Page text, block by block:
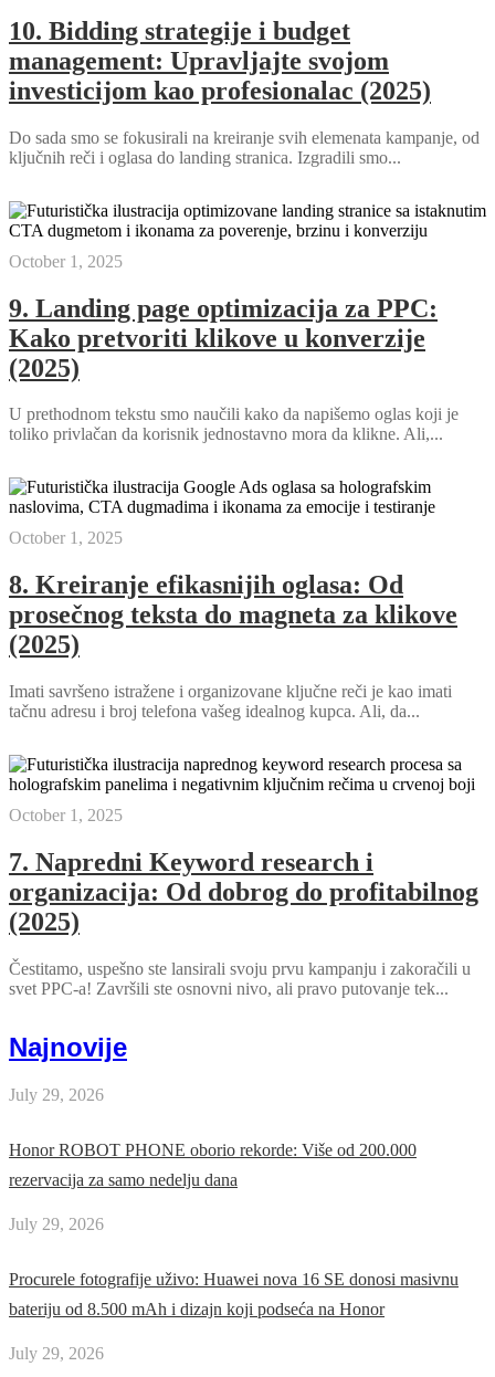
10. Bidding strategije i budget
management: Upravljajte svojom
investicijom kao profesionalac (2025)
Do sada smo se fokusirali na kreiranje svih elemenata kampanje, od
ključnih reči i oglasa do landing stranica. Izgradili smo...
October 1, 2025
9. Landing page optimizacija za PPC:
Kako pretvoriti klikove u konverzije
(2025)
U prethodnom tekstu smo naučili kako da napišemo oglas koji je
toliko privlačan da korisnik jednostavno mora da klikne. Ali,...
October 1, 2025
8. Kreiranje efikasnijih oglasa: Od
prosečnog teksta do magneta za klikove
(2025)
Imati savršeno istražene i organizovane ključne reči je kao imati
tačnu adresu i broj telefona vašeg idealnog kupca. Ali, da...
October 1, 2025
7. Napredni Keyword research i
organizacija: Od dobrog do profitabilnog
(2025)
Čestitamo, uspešno ste lansirali svoju prvu kampanju i zakoračili u
svet PPC-a! Završili ste osnovni nivo, ali pravo putovanje tek...
Najnovije
July 29, 2026
Honor ROBOT PHONE oborio rekorde: Više od 200.000
rezervacija za samo nedelju dana
July 29, 2026
Procurele fotografije uživo: Huawei nova 16 SE donosi masivnu
bateriju od 8.500 mAh i dizajn koji podseća na Honor
July 29, 2026